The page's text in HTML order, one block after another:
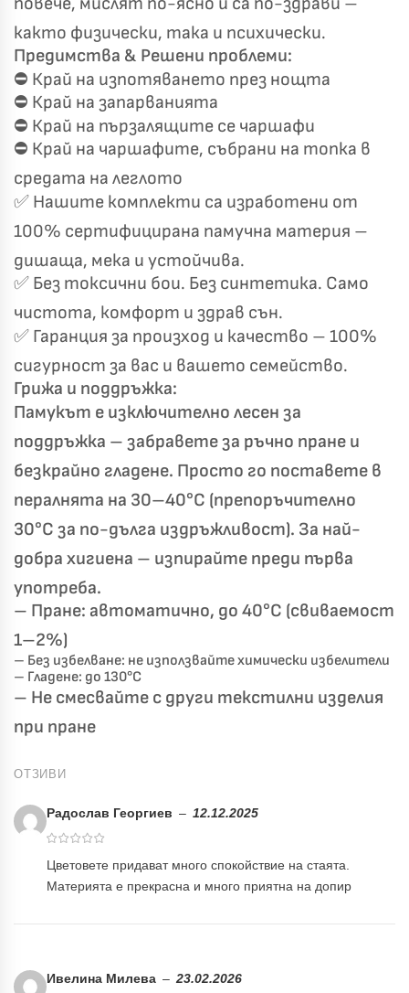
както физически, така и психически.
Предимства & Решени проблеми:
⛔ Край на изпотяването през нощта
⛔ Край на запарванията
⛔ Край на пързалящите се чаршафи
⛔ Край на чаршафите, събрани на топка в
средата на леглото
✅ Нашите комплекти са изработени от
100% сертифицирана памучна материя –
дишаща, мека и устойчива.
✅ Без токсични бои. Без синтетика. Само
чистота, комфорт и здрав сън.
✅ Гаранция за произход и качество – 100%
сигурност за вас и вашето семейство.
Грижа и поддръжка:
Памукът е изключително лесен за
поддръжка – забравете за ръчно пране и
безкрайно гладене. Просто го поставете в
пералнята на 30–40°C (препоръчително
30°C за по-дълга издръжливост). За най-
добра хигиена – изпирайте преди първа
употреба.
– Пране: автоматично, до 40°C (свиваемост
1–2%)
– Без избелване: не използвайте химически избелители
– Гладене: до 130°C
– Не смесвайте с други текстилни изделия
при пране
ОТЗИВИ
Радослав Георгиев – 12.12.2025
Цветовете придават много спокойствие на стаята.
Материята е прекрасна и много приятна на допир
Ивелина Милева – 23.02.2026
🎁 Късметът избра Вас!
✦
✦
Хавлиени кърпи – Комплект 2 части – 100% памук
19,00 €0 €
Бяло и Небесносиньо Екрю и Бежово
Светлосиво и Антрацит Пепел от Рози